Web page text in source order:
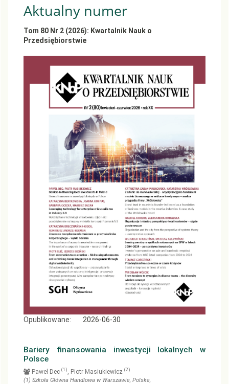
Aktualny numer
Tom 80 Nr 2 (2026): Kwartalnik Nauk o
Przedsiębiorstwie
Opublikowane: 2026-06-30
Bariery finansowania inwestycji lokalnych w
Polsce
Paweł Dec (1) , Piotr Masiukiewicz (2)
(1) Szkoła Główna Handlowa w Warszawie, Polska,